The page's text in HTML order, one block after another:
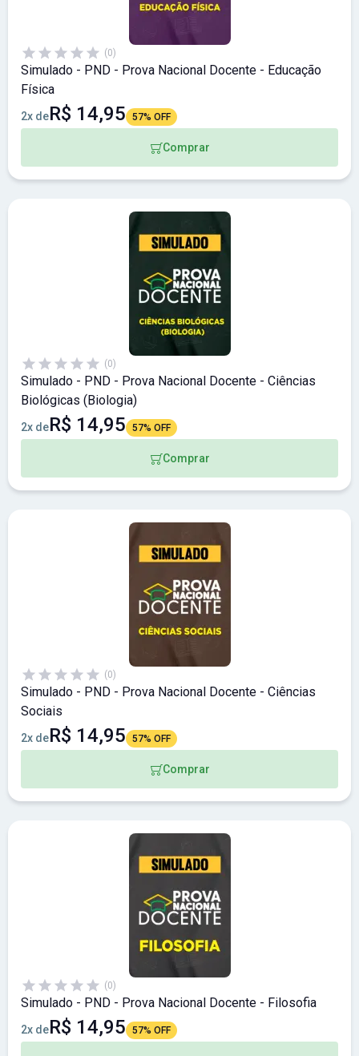
(0)
Simulado - PND - Prova Nacional Docente - Educação
Física
2x deR$ 14,95 57% OFF
Comprar
(0)
Simulado - PND - Prova Nacional Docente - Ciências
Biológicas (Biologia)
2x deR$ 14,95 57% OFF
Comprar
(0)
Simulado - PND - Prova Nacional Docente - Ciências
Sociais
2x deR$ 14,95 57% OFF
Comprar
(0)
Simulado - PND - Prova Nacional Docente - Filosofia
2x deR$ 14,95 57% OFF